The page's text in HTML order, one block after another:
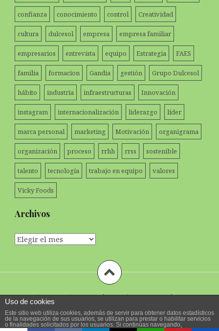
confianza conocimiento control Creatividad
cultura dulcesol empresa empresa familiar
empresarios entrevista equipo Estrategia FAES
familia formacion Gandia gestión Grupo Dulcesol
hábito industria infraestructuras Innovación
instagram internacionalización liderazgo líder
marca personal marketing Motivación organigrama
organización proceso rrhh rrss sostenible
talento tecnología trabajo en equipo valores
Vicky Foods
Archivos
Archivos
Funciona gracias a WordPress|Tema:Amadeuspor
Themeisle.
Uso de cookies
Este sitio web utiliza cookies, además de servir para obtener datos estadísticos
de la navegación de sus usuarios, se utilizan para prestar o habilitar servicios
o finalidades solicitados por los usuarios. Si continúas navegando,